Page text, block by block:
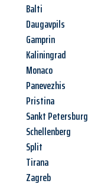
Balti
Daugavpils
Gamprin
Kaliningrad
Monaco
Panevezhis
Pristina
Sankt Petersburg
Schellenberg
Split
Tirana
Zagreb